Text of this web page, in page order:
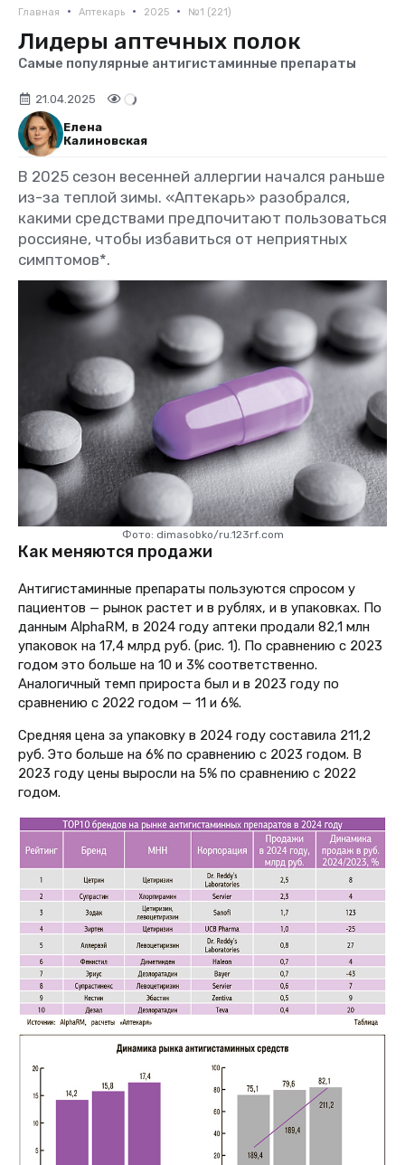
Главная • Аптекарь • 2025 • №1 (221)
Лидеры аптечных полок
Самые популярные антигистаминные препараты
21.04.2025
Елена
Калиновская
В 2025 сезон весенней аллергии начался раньше
из-за теплой зимы. «Аптекарь» разобрался,
какими средствами предпочитают пользоваться
россияне, чтобы избавиться от неприятных
симптомов*.
Фото: dimasobko/ru.123rf.com
Как меняются продажи
Антигистаминные препараты пользуются спросом у
пациентов — рынок растет и в рублях, и в упаковках. По
данным AlphaRM, в 2024 году аптеки продали 82,1 млн
упаковок на 17,4 млрд руб. (рис. 1). По сравнению с 2023
годом это больше на 10 и 3% соответственно.
Аналогичный темп прироста был и в 2023 году по
сравнению с 2022 годом — 11 и 6%.
Средняя цена за упаковку в 2024 году составила 211,2
руб. Это больше на 6% по сравнению с 2023 годом. В
2023 году цены выросли на 5% по сравнению с 2022
годом.